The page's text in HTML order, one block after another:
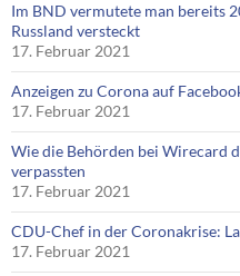
Im BND vermutete man bereits
Russland versteckt
17. Februar 2021
Anzeigen zu Corona auf
17. Februar 2021
Wie die Behörden bei Wirecard
verpassten
17. Februar 2021
CDU-Chef in der Coronakrise:
17. Februar 2021